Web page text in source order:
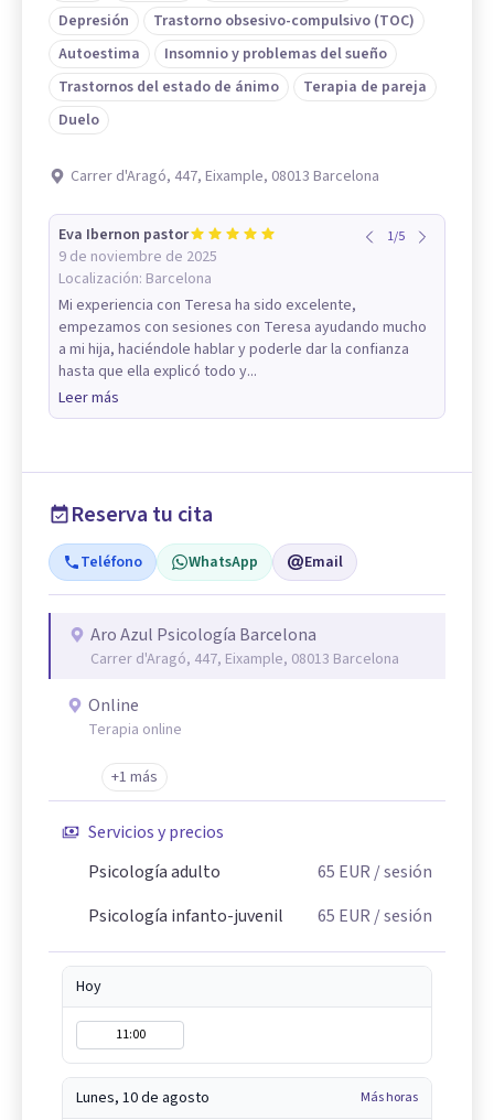
Depresión
Trastorno obsesivo-compulsivo (TOC)
Autoestima
Insomnio y problemas del sueño
Trastornos del estado de ánimo
Terapia de pareja
Duelo
Carrer d'Aragó, 447, Eixample, 08013 Barcelona
Eva Ibernon pastor
9 de noviembre de 2025
Localización: Barcelona
1/5
Mi experiencia con Teresa ha sido excelente,
empezamos con sesiones con Teresa ayudando mucho
a mi hija, haciéndole hablar y poderle dar la confianza
hasta que ella explicó todo y...
Leer más
Reserva tu cita
Teléfono WhatsApp Email
Aro Azul Psicología Barcelona
Carrer d'Aragó, 447, Eixample, 08013 Barcelona
Online
Terapia online
+1 más
Servicios y precios
Psicología adulto
65 EUR / sesión
Psicología infanto-juvenil
65 EUR / sesión
Hoy
11:00
Lunes, 10 de agosto Más horas